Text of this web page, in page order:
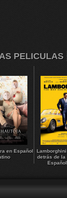
PELICULAS
en Español
detrás de la